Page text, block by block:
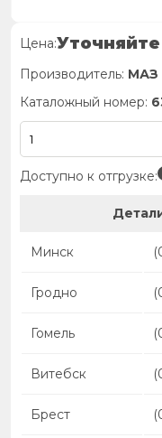
Цена:
Производитель: МАЗ
Каталожный номер:
Доступно к отгрузке:
Минск
Гродно
Гомель
Витебск
Брест